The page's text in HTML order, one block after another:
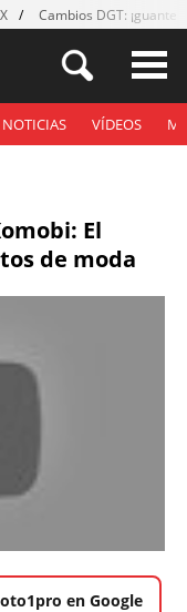
Cambios DGT: ¡guantes!
NOTICIAS VÍDEOS
El
de moda
en Google